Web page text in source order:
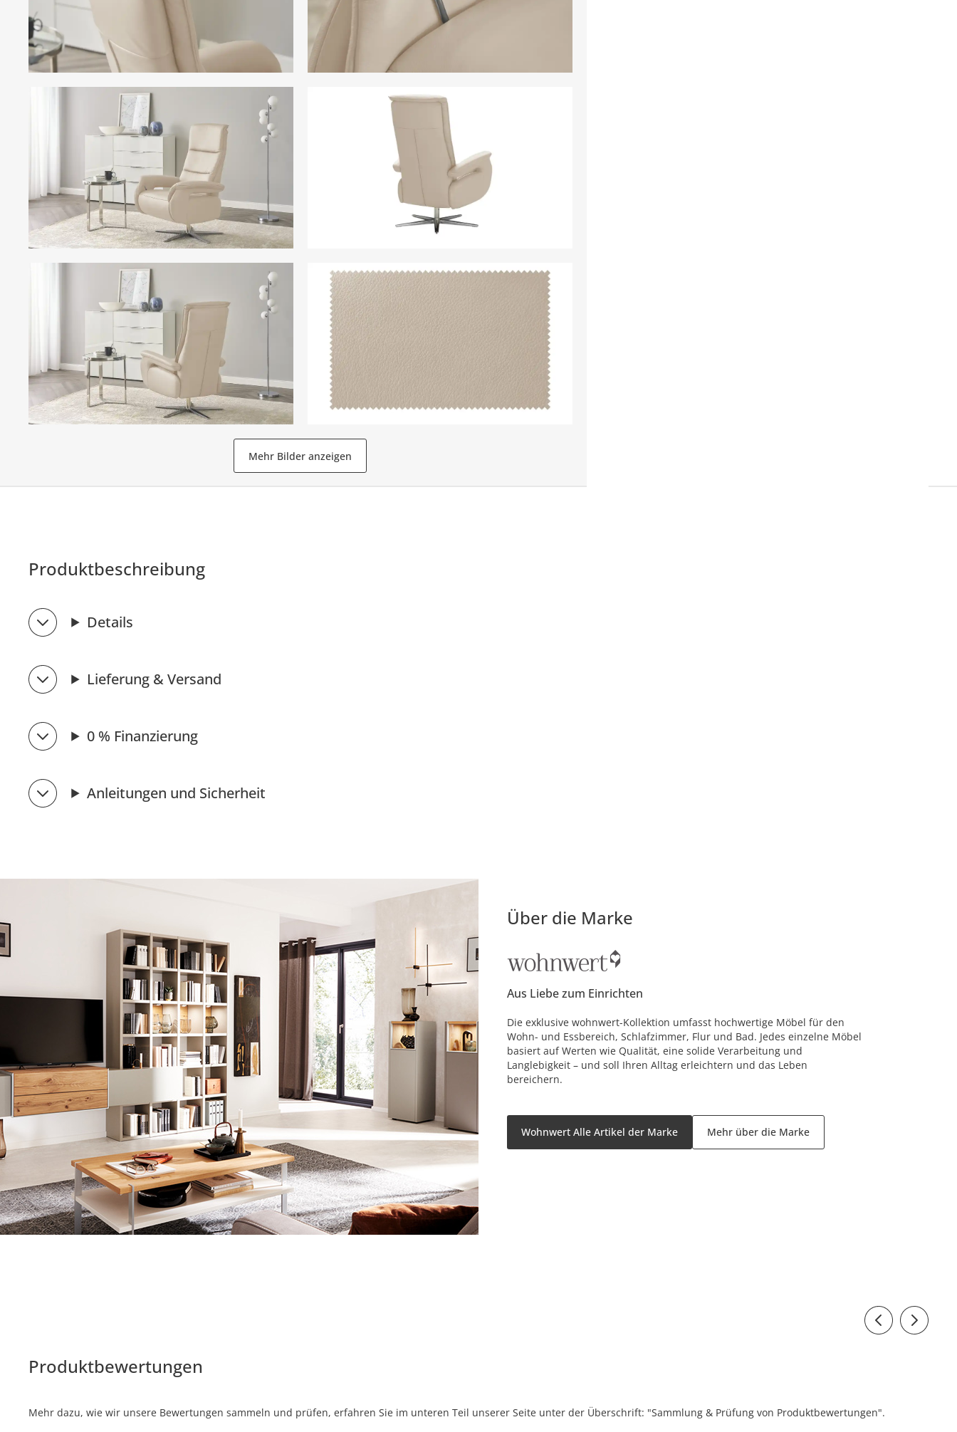
Mehr Bilder anzeigen
Produktbeschreibung
Details
Lieferung & Versand
0 % Finanzierung
Anleitungen und Sicherheit
Über die Marke
Aus Liebe zum Einrichten
Die exklusive wohnwert-Kollektion umfasst hochwertige Möbel für den
Wohn- und Essbereich, Schlafzimmer, Flur und Bad. Jedes einzelne Möbel
basiert auf Werten wie Qualität, eine solide Verarbeitung und
Langlebigkeit – und soll Ihren Alltag erleichtern und das Leben
bereichern.
Wohnwert Alle Artikel der Marke Mehr über die Marke
Produktbewertungen
Mehr dazu, wie wir unsere Bewertungen sammeln und prüfen, erfahren Sie im unteren Teil unserer Seite unter der Überschrift: "Sammlung & Prüfung von Produktbewertungen".